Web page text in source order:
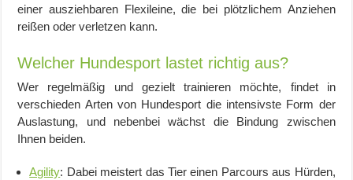
einer ausziehbaren Flexileine, die bei plötzlichem Anziehen
reißen oder verletzen kann.
Welcher Hundesport lastet richtig aus?
Wer regelmäßig und gezielt trainieren möchte, findet in
verschieden Arten von Hundesport die intensivste Form der
Auslastung, und nebenbei wächst die Bindung zwischen
Ihnen beiden.
Agility: Dabei meistert das Tier einen Parcours aus Hürden,